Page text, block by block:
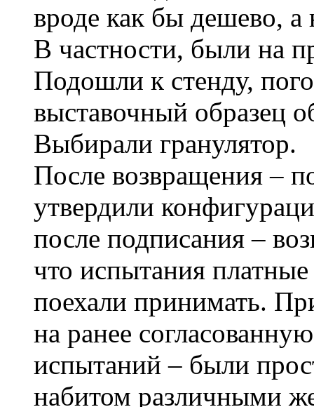
вроде как бы дешево, а
В частности, были на
Подошли к стенду,
выставочный образец
Выбирали гранулятор.
После возвращения –
утвердили
после подписания –
что испытания
поехали принимать.
на ранее
испытаний – были
набитом различными